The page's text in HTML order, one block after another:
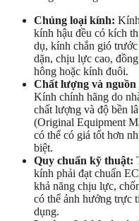
Chủng loại kính:
kính hậu đều có kích
dụ, kính chắn gió
dặn, chịu lực cao,
hông hoặc kính đuôi.
Chất lượng và nguồn
Kính chính hãng do
chất lượng và độ bền
(Original Equipment
có thể có giá tốt hơn
biệt.
Quy chuẩn kỹ thuật:
kính phải đạt chuẩn
khả năng chịu lực,
có thể ảnh hưởng trực
dụng.